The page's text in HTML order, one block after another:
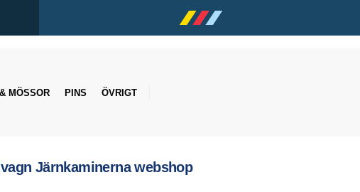
MÖSSOR PINS ÖVRIGT
Järnkaminerna webshop